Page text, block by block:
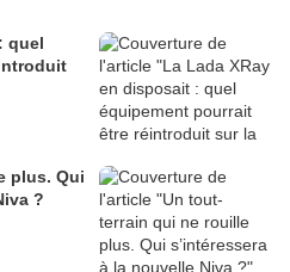
quel
plus. Qui
?